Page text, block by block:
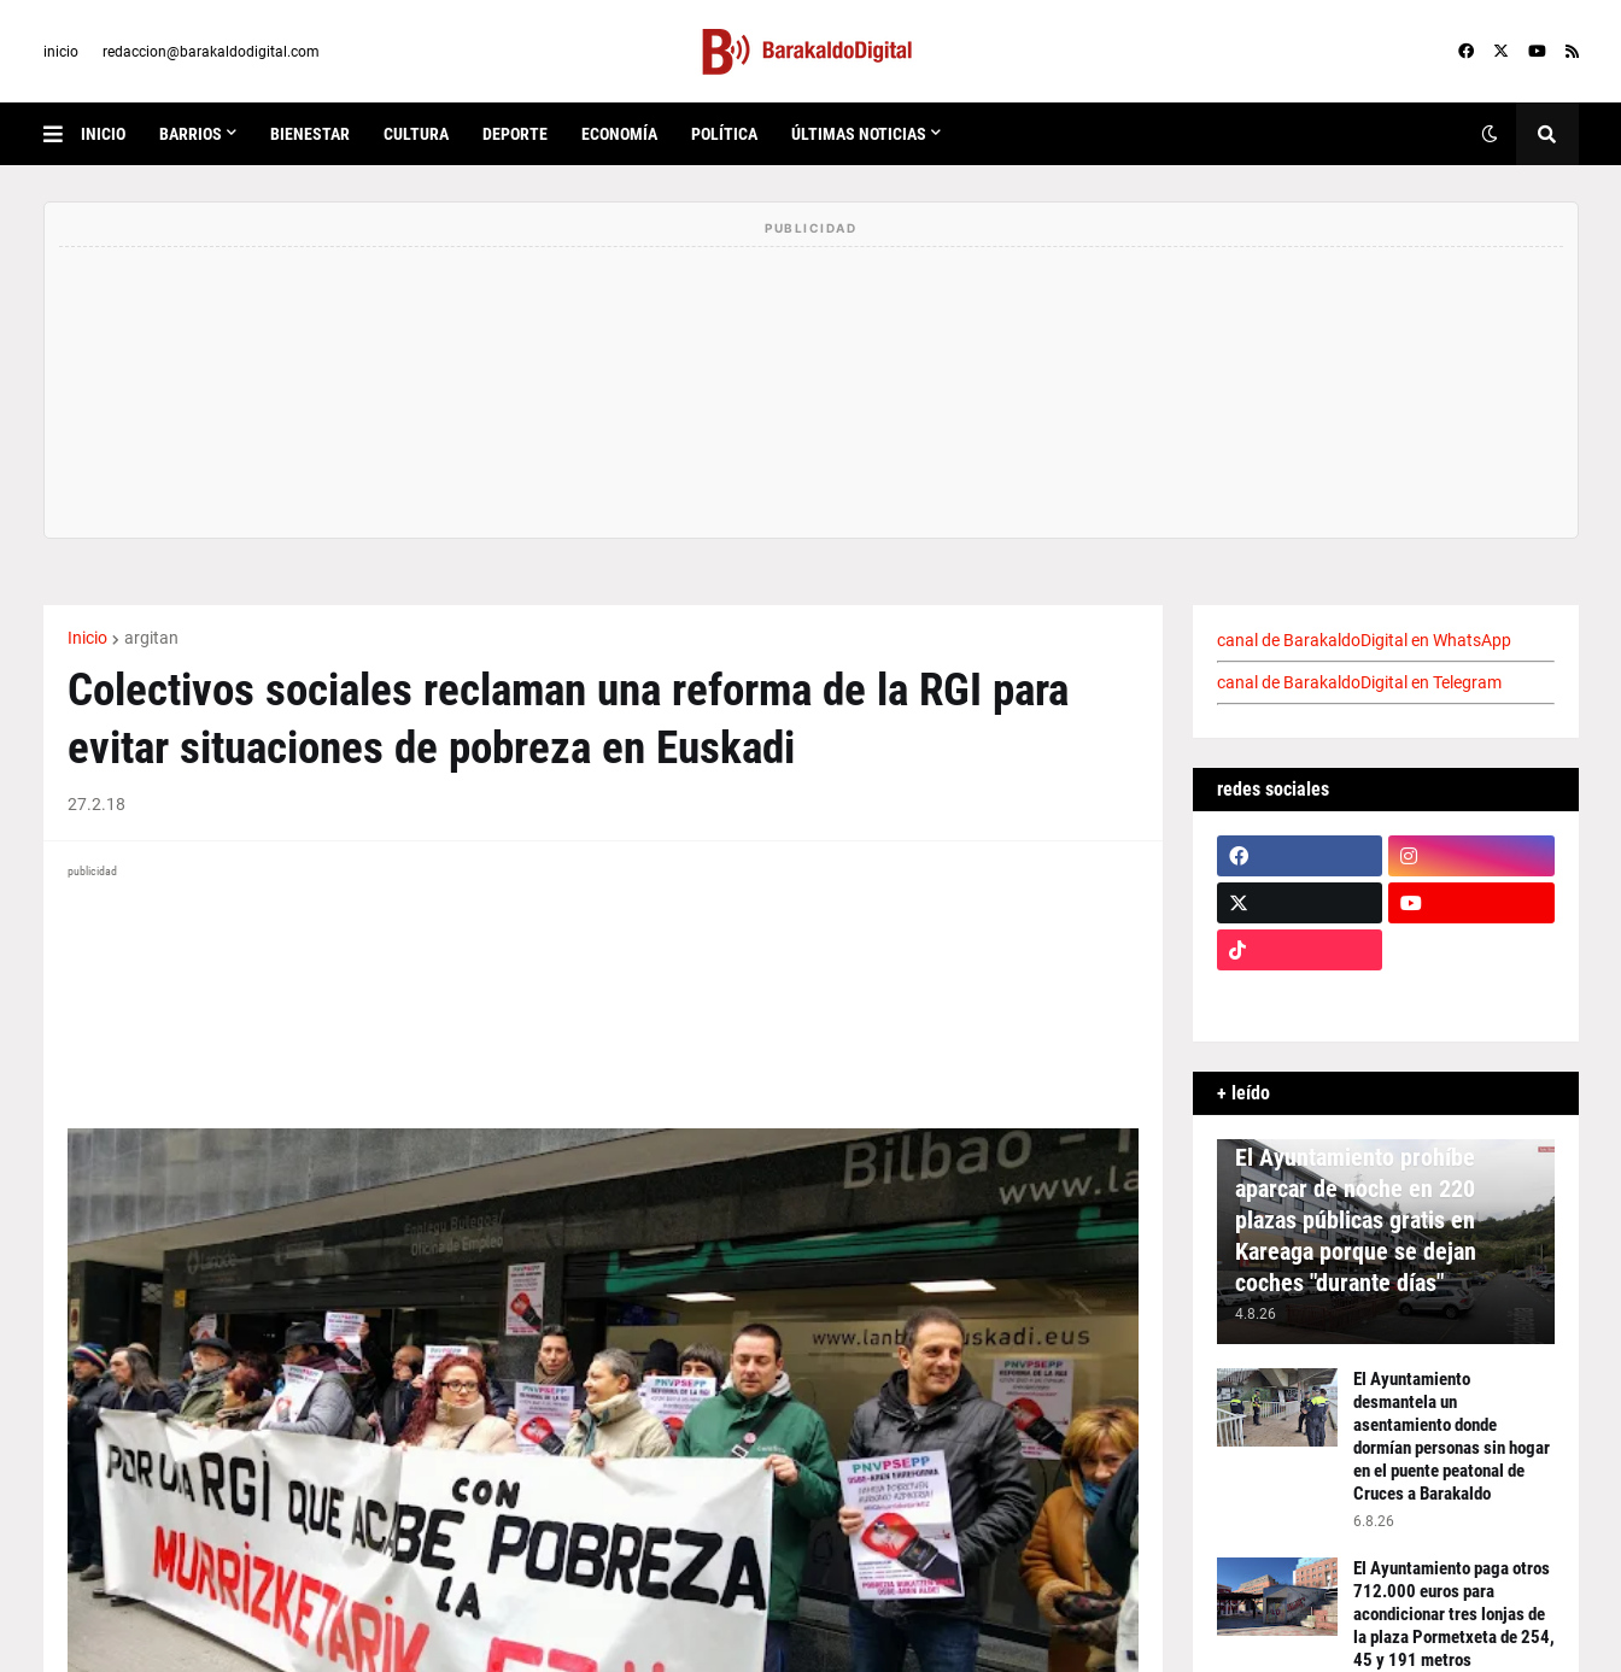
inicio redaccion@barakaldodigital.com
INICIO BARRIOS BIENESTAR CULTURA DEPORTE ECONOMÍA POLÍTICA ÚLTIMAS NOTICIAS
Inicio argitan
Colectivos sociales reclaman una reforma de la RGI para
evitar situaciones de pobreza en Euskadi
27.2.18
publicidad
canal de BarakaldoDigital en WhatsApp
canal de BarakaldoDigital en Telegram
redes sociales
+ leído
APARCAMIENTO
El Ayuntamiento prohíbe
aparcar de noche en 220
plazas públicas gratis en
Kareaga porque se dejan
coches "durante días"
4.8.26
El Ayuntamiento
desmantela un
asentamiento donde
dormían personas sin hogar
en el puente peatonal de
Cruces a Barakaldo
6.8.26
El Ayuntamiento paga otros
712.000 euros para
acondicionar tres lonjas de
la plaza Pormetxeta de 254,
45 y 191 metros